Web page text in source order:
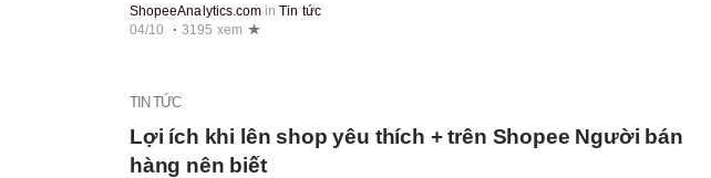
ShopeeAnalytics.com inTin tức
04/10
3195 xem
TIN TỨC
Lợi ích khi lên shop yêu thích + trên Shopee Người bán
hàng nên biết